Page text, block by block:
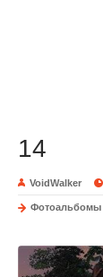
14
VoidWalker
Фотоальбомы